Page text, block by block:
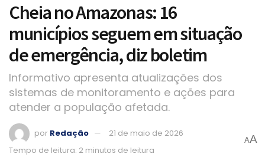
Cheia no Amazonas: 16
municípios seguem em situação
de emergência, diz boletim
Informativo apresenta atualizações dos
sistemas de monitoramento e ações para
atender a população afetada.
por Redação
21 de maio de 2026
Tempo de leitura: 2 minutos de leitura
AA